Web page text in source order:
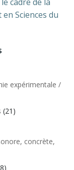
Sciences du
expérimentale /
(21)
concrète,